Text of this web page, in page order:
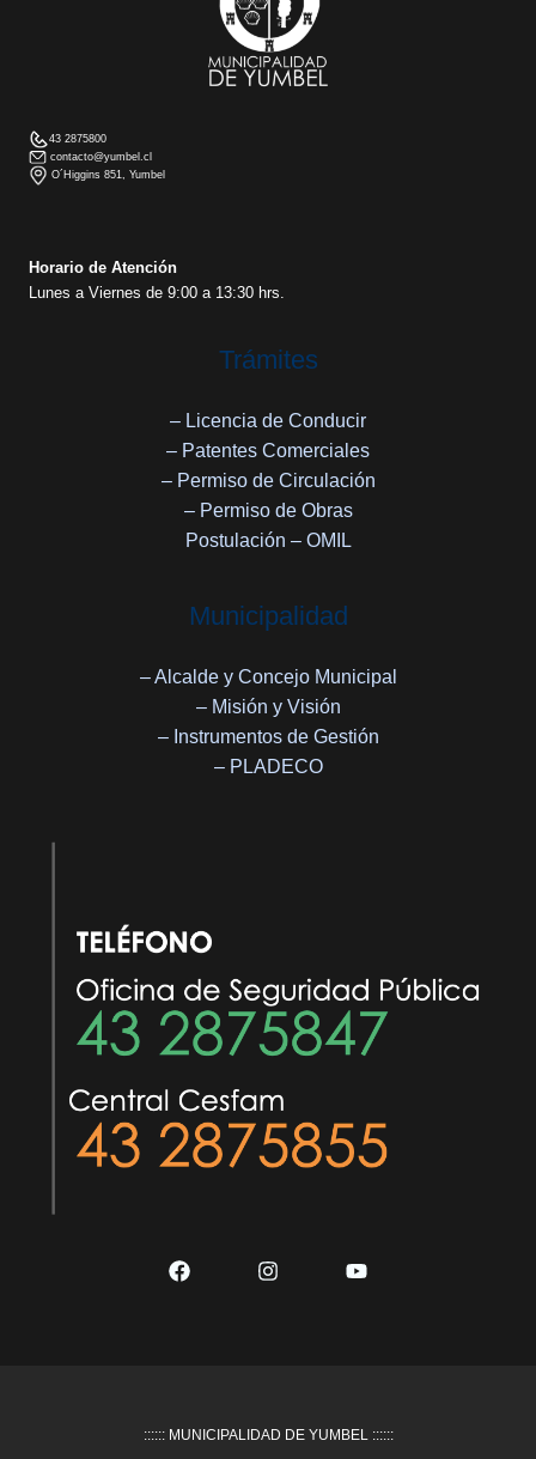
43 2875800
contacto@yumbel.cl
O´Higgins 851, Yumbel
Horario de Atención
Lunes a Viernes de 9:00 a 13:30 hrs.
Trámites
– Licencia de Conducir
– Patentes Comerciales
– Permiso de Circulación
– Permiso de Obras
Postulación – OMIL
Municipalidad
– Alcalde y Concejo Municipal
– Misión y Visión
– Instrumentos de Gestión
– PLADECO
:::::: MUNICIPALIDAD DE YUMBEL ::::::